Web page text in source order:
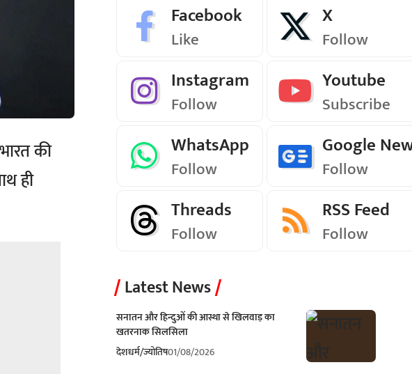
की
ही
Facebook
Like
X
Follow
Instagram
Follow
Youtube
Subscribe
WhatsApp
Follow
Google
Follow
Threads
Follow
RSS Feed
Follow
Latest News
सनातन और हिन्दुओं की आस्था से खिलवाड़ का
खतरनाक सिलसिला
देशधर्म/ज्योतिष01/08/2026